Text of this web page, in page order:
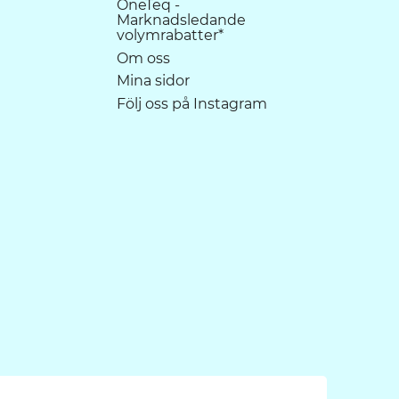
OneTeq -
Marknadsledande
volymrabatter*
Om oss
Mina sidor
Följ oss på Instagram